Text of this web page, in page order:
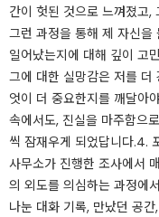
간이 헛된 것으로 느껴졌고
그런 과정을 통해 제 자신을
일어났는지에 대해 깊이 고
그에 대한 실망감은 저를 더
엇이 더 중요한지를 깨달아
속에서도, 진실을 마주함으
씩 잠재우게 되었답니다.​4.
사무소가 진행한 조사에서
의 외도를 의심하는 과정에
나눈 대화 기록, 만났던 공